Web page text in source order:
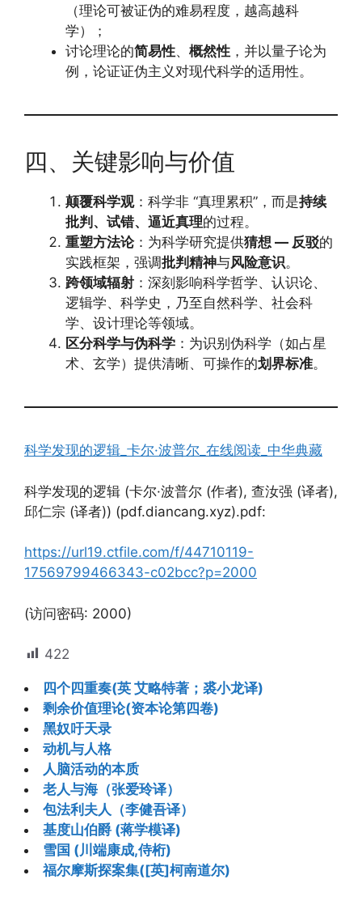
（理论可被证伪的难易程度，越高越科
学）；
讨论理论的简易性、 概然性 ，并以量子论为
例，论证证伪主义对现代科学的适用性。
四、关键影响与价值
颠覆科学观：科学非 “真理累积”，而是持续
批判、试错、逼近真理的过程。
重塑方法论：为科学研究提供猜想 — 反驳的
实践框架，强调批判精神与风险意识。
跨领域辐射 ：深刻影响科学哲学、认识论、
逻辑学、科学史，乃至自然科学、社会科
学、设计理论等领域。
区分科学与伪科学 ：为识别伪科学（如占星
术、玄学）提供清晰、可操作的划界标准。
科学发现的逻辑_卡尔·波普尔_在线阅读_中华典藏
科学发现的逻辑 (卡尔·波普尔 (作者), 查汝强 (译者),
邱仁宗 (译者)) (pdf.diancang.xyz).pdf:
https://url19.ctfile.com/f/44710119-
17569799466343-c02bcc?p=2000
(访问密码: 2000)
422
四个四重奏(英 艾略特著；裘小龙译)
剩余价值理论(资本论第四卷)
黑奴吁天录
动机与人格
人脑活动的本质
老人与海（张爱玲译）
包法利夫人（李健吾译）
基度山伯爵 (蒋学模译)
雪国 (川端康成,侍桁)
福尔摩斯探案集([英]柯南道尔)